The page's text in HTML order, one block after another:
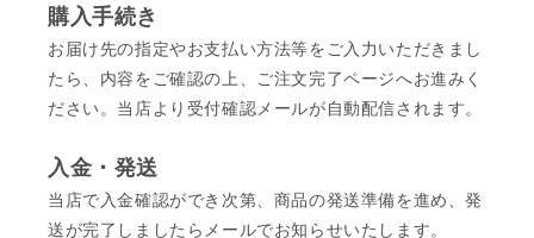
購入手続き
お届け先の指定やお支払い方法等をご入力いただきまし
たら、内容をご確認の上、ご注文完了ページへお進みく
ださい。当店より受付確認メールが自動配信されます。
入金・発送
当店で入金確認ができ次第、商品の発送準備を進め、発
送が完了しましたらメールでお知らせいたします。